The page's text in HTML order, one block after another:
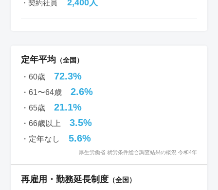
・契約社員 2,400人
定年平均 （全国）
・60歳 72.3%
・61〜64歳 2.6%
・65歳 21.1%
・66歳以上 3.5%
・定年なし 5.6%
厚生労働省 就労条件総合調査結果の概況 令和4年
再雇用・勤務延長制度（全国）